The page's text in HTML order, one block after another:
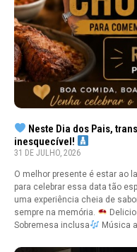
Neste Dia dos Pais,
inesquecível!
31 DE JULHO, 2026
O melhor presente é estar ao
para celebrar essa data tão
uma experiência cheia de
sempre na memória.
Sobremesa inclusa
Música